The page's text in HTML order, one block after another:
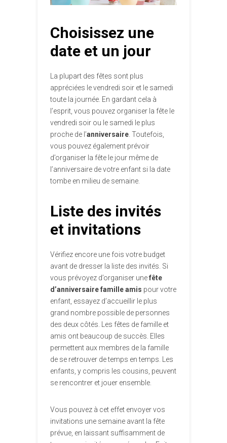
Choisissez une
date et un jour
La plupart des fêtes sont plus
appréciées le vendredi soir et le samedi
toute la journée. En gardant cela à
l’esprit, vous pouvez organiser la fête le
vendredi soir ou le samedi le plus
proche de l’anniversaire . Toutefois,
vous pouvez également prévoir
d’organiser la fête le jour même de
l’anniversaire de votre enfant si la date
tombe en milieu de semaine.
Liste des invités
et invitations
Vérifiez encore une fois votre budget
avant de dresser la liste des invités. Si
vous prévoyez d’organiser unefête
d’anniversaire famille amis pour votre
enfant, essayez d’accueillir le plus
grand nombre possible de personnes
des deux côtés. Les fêtes de famille et
amis ont beaucoup de succès. Elles
permettent aux membres de la famille
de se retrouver de temps en temps. Les
enfants, y compris les cousins, peuvent
se rencontrer et jouer ensemble.
Vous pouvez à cet effet envoyer vos
invitations une semaine avant la fête
prévue, en laissant suffisamment de